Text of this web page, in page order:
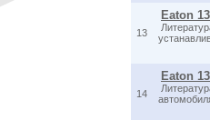
13
Eaton
14
Eaton